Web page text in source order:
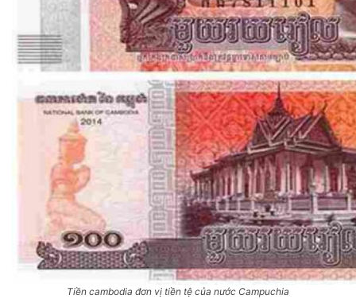
Tiền cambodia đơn vị tiền tệ của nước Campuchia